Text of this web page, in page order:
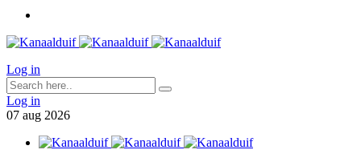
Log in
Log in
07 aug 2026